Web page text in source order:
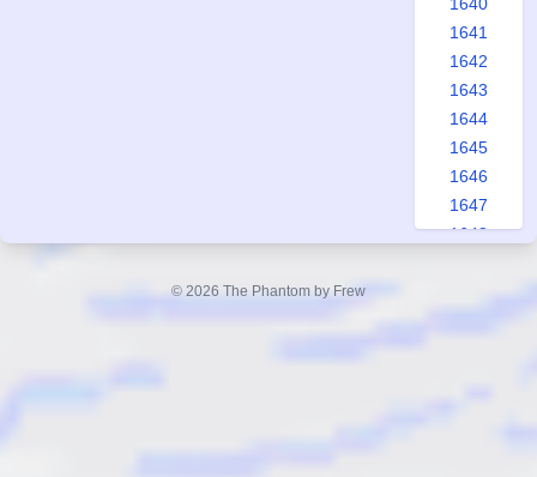
1641
1642
1643
1644
1645
1646
1647
1648
© 2026 The Phantom by Frew